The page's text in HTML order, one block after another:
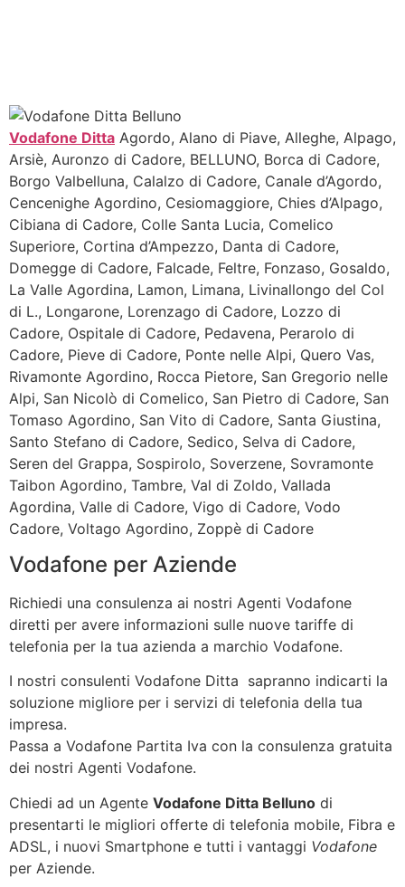
Vodafone Ditta Agordo, Alano di Piave, Alleghe, Alpago,
Arsiè, Auronzo di Cadore, BELLUNO, Borca di Cadore,
Borgo Valbelluna, Calalzo di Cadore, Canale d’Agordo,
Cencenighe Agordino, Cesiomaggiore, Chies d’Alpago,
Cibiana di Cadore, Colle Santa Lucia, Comelico
Superiore, Cortina d’Ampezzo, Danta di Cadore,
Domegge di Cadore, Falcade, Feltre, Fonzaso, Gosaldo,
La Valle Agordina, Lamon, Limana, Livinallongo del Col
di L., Longarone, Lorenzago di Cadore, Lozzo di
Cadore, Ospitale di Cadore, Pedavena, Perarolo di
Cadore, Pieve di Cadore, Ponte nelle Alpi, Quero Vas,
Rivamonte Agordino, Rocca Pietore, San Gregorio nelle
Alpi, San Nicolò di Comelico, San Pietro di Cadore, San
Tomaso Agordino, San Vito di Cadore, Santa Giustina,
Santo Stefano di Cadore, Sedico, Selva di Cadore,
Seren del Grappa, Sospirolo, Soverzene, Sovramonte
Taibon Agordino, Tambre, Val di Zoldo, Vallada
Agordina, Valle di Cadore, Vigo di Cadore, Vodo
Cadore, Voltago Agordino, Zoppè di Cadore
Vodafone per Aziende
Richiedi una consulenza ai nostri Agenti Vodafone
diretti per avere informazioni sulle nuove tariffe di
telefonia per la tua azienda a marchio Vodafone.
I nostri consulenti Vodafone Ditta sapranno indicarti la
soluzione migliore per i servizi di telefonia della tua
impresa.
Passa a Vodafone Partita Iva con la consulenza gratuita
dei nostri Agenti Vodafone.
Chiedi ad un Agente Vodafone Ditta Belluno di
presentarti le migliori offerte di telefonia mobile, Fibra e
ADSL, i nuovi Smartphone e tutti i vantaggi Vodafone
per Aziende.